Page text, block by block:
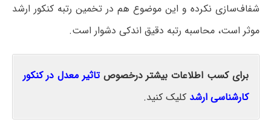
شفاف‌سازی نکرده و این موضوع هم در تخمین رتبه کنکور ارشد
موثر است، محاسبه رتبه دقیق اندکی دشوار است.
برای کسب اطلاعات بیشتر درخصوصتاثیر معدل در کنکور
کارشناسی ارشد کلیک کنید.